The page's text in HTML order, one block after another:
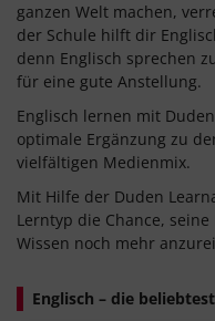
ganzen Welt machen,
der Schule hilft dir
denn Englisch sprechen
für eine gute Anstellung.
Englisch lernen mit
optimale Ergänzung zu
vielfältigen Medienmix.
Mit Hilfe der Duden
Lerntyp die Chance,
Wissen noch mehr
Englisch – die